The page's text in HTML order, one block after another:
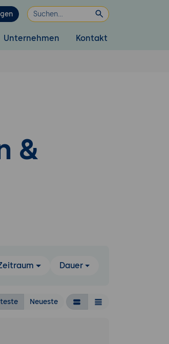
Unternehmen Kontakt
&
Dauer
Neueste